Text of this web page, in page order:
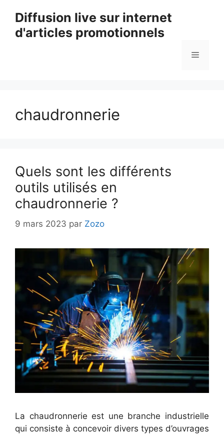
contenu
Diffusion live sur internet
d'articles promotionnels
Menu
chaudronnerie
Quels sont les différents
outils utilisés en
chaudronnerie ?
9 mars 2023 par Zozo
La chaudronnerie est une branche industrielle
qui consiste à concevoir divers types d’ouvrages